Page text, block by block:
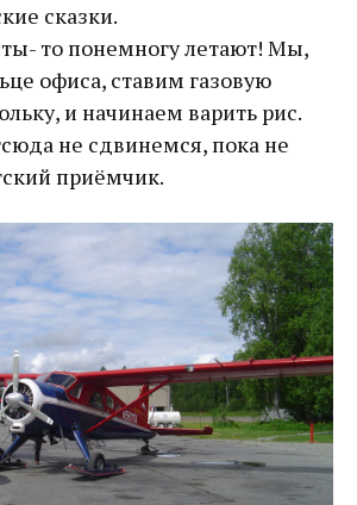
сказки.
то понемногу летают! Мы,
офиса, ставим газовую
и начинаем варить рис.
не сдвинемся, пока не
приёмчик.